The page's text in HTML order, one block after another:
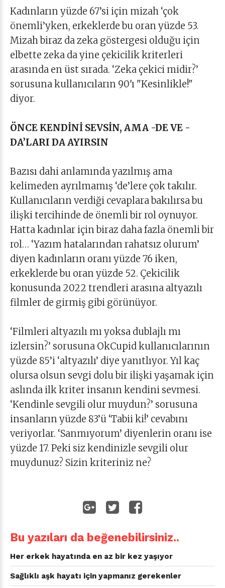
Kadınların yüzde 67’si için mizah ‘çok
önemli’yken, erkeklerde bu oran yüzde 53.
Mizah biraz da zeka göstergesi olduğu için
elbette zeka da yine çekicilik kriterleri
arasında en üst sırada. ‘Zeka çekici midir?’
sorusuna kullanıcıların 90'ı "Kesinlikle!"
diyor.
ÖNCE KENDİNİ SEVSİN, AMA -DE VE -
DA’LARI DA AYIRSIN
Bazısı dahi anlamında yazılmış ama
kelimeden ayrılmamış ‘de’lere çok takılır.
Kullanıcıların verdiği cevaplara bakılırsa bu
ilişki tercihinde de önemli bir rol oynuyor.
Hatta kadınlar için biraz daha fazla önemli bir
rol… ‘Yazım hatalarından rahatsız olurum’
diyen kadınların oranı yüzde 76 iken,
erkeklerde bu oran yüzde 52. Çekicilik
konusunda 2022 trendleri arasına altyazılı
filmler de girmiş gibi görünüyor.
‘Filmleri altyazılı mı yoksa dublajlı mı
izlersin?’ sorusuna OkCupid kullanıcılarının
yüzde 85’i ‘altyazılı’ diye yanıtlıyor. Yıl kaç
olursa olsun sevgi dolu bir ilişki yaşamak için
aslında ilk kriter insanın kendini sevmesi.
‘Kendinle sevgili olur muydun?’ sorusuna
insanların yüzde 83’ü ‘Tabii ki!’ cevabını
veriyorlar. ‘Sanmıyorum’ diyenlerin oranı ise
yüzde 17. Peki siz kendinizle sevgili olur
muydunuz? Sizin kriteriniz ne?
Bu yazıları da beğenebilirsiniz..
Her erkek hayatında en az bir kez yaşıyor
Sağlıklı aşk hayatı için yapmanız gerekenler